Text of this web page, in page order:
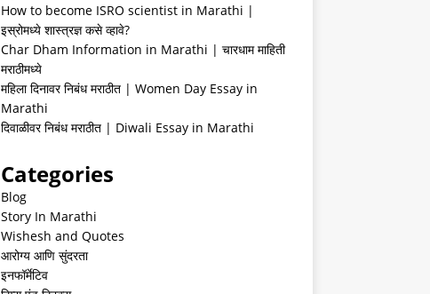
How to become ISRO scientist in Marathi |
इस्रोमध्ये शास्त्रज्ञ कसे व्हावे?
Char Dham Information in Marathi | चारधाम माहिती
मराठीमध्ये
महिला दिनावर निबंध मराठीत | Women Day Essay in
Marathi
दिवाळीवर निबंध मराठीत | Diwali Essay in Marathi
Categories
Blog
Story In Marathi
Wishesh and Quotes
आरोग्य आणि सुंदरता
इनफॉर्मेटिव